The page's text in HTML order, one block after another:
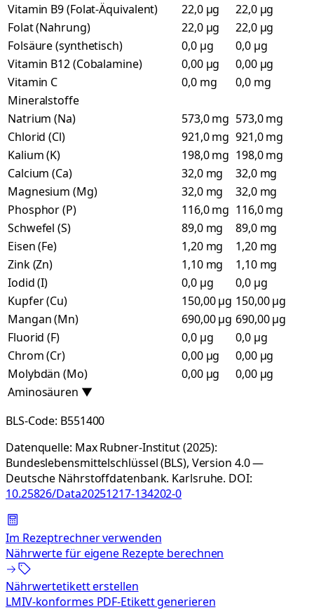
Vitamin B9 (Folat-Äquivalent)
22,0 µg
22,0 µg
Folat (Nahrung)
22,0 µg
22,0 µg
Folsäure (synthetisch)
0,0 µg
0,0 µg
Vitamin B12 (Cobalamine)
0,00 µg
0,00 µg
Vitamin C
0,0 mg
0,0 mg
Mineralstoffe
Natrium (Na)
573,0 mg 573,0 mg
Chlorid (Cl)
921,0 mg 921,0 mg
Kalium (K)
198,0 mg 198,0 mg
Calcium (Ca)
32,0 mg
32,0 mg
Magnesium (Mg)
32,0 mg
32,0 mg
Phosphor (P)
116,0 mg 116,0 mg
Schwefel (S)
89,0 mg
89,0 mg
Eisen (Fe)
1,20 mg
1,20 mg
Zink (Zn)
1,10 mg
1,10 mg
Iodid (I)
0,0 µg
0,0 µg
Kupfer (Cu)
150,00 µg 150,00 µg
Mangan (Mn)
690,00 µg 690,00 µg
Fluorid (F)
0,0 µg
0,0 µg
Chrom (Cr)
0,00 µg
0,00 µg
Molybdän (Mo)
0,00 µg
0,00 µg
Aminosäuren ▼
BLS-Code: B551400
Datenquelle: Max Rubner-Institut (2025):
Bundeslebensmittelschlüssel (BLS), Version 4.0 —
Deutsche Nährstoffdatenbank. Karlsruhe. DOI:
10.25826/Data20251217-134202-0
Im Rezeptrechner verwenden
Nährwerte für eigene Rezepte berechnen
Nährwertetikett erstellen
LMIV-konformes PDF-Etikett generieren